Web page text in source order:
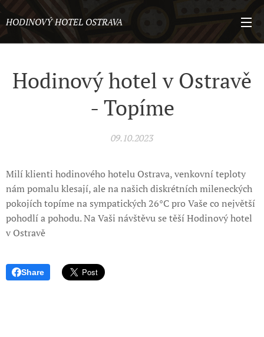
HODINOVÝ HOTEL OSTRAVA
Hodinový hotel v Ostravě
- Topíme
09.10.2023
Milí klienti hodinového hotelu Ostrava, venkovní teploty
nám pomalu klesají, ale na našich diskrétních mileneckých
pokojích topíme na sympatických 26°C pro Vaše co největší
pohodlí a pohodu. Na Vaši návštěvu se těší Hodinový hotel
v Ostravě
Share